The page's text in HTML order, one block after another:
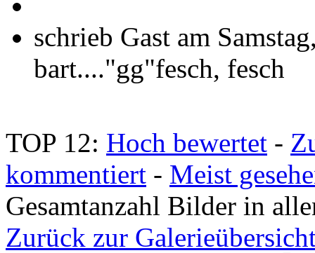
schrieb Gast am
bart...."gg"fesch, fesch
TOP 12: Hoch bewertet -
kommentiert - Meist
Gesamtanzahl Bilder in
Zurück zur